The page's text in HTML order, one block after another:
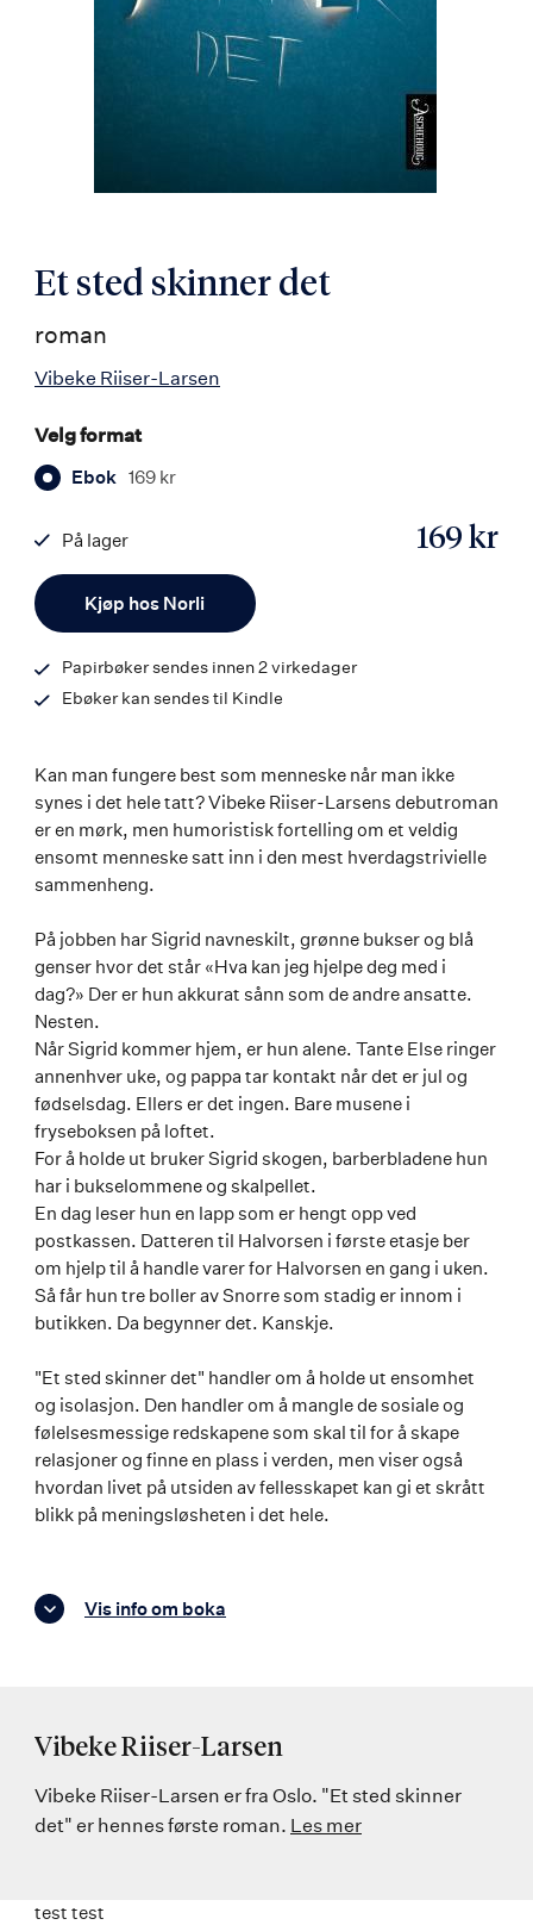
Et sted skinner det
roman
Vibeke Riiser-Larsen
Velg format
Ebok 169 kr
Kjøp hos Norli
169 kr
På lager
9788203359064
Papirbøker sendes innen 2 virkedager
Ebøker kan sendes til Kindle
Kan man fungere best som menneske når man ikke
synes i det hele tatt? Vibeke Riiser-Larsens debutroman
er en mørk, men humoristisk fortelling om et veldig
ensomt menneske satt inn i den mest hverdagstrivielle
sammenheng.
På jobben har Sigrid navneskilt, grønne bukser og blå
genser hvor det står «Hva kan jeg hjelpe deg med i
dag?» Der er hun akkurat sånn som de andre ansatte.
Nesten.
Når Sigrid kommer hjem, er hun alene. Tante Else ringer
annenhver uke, og pappa tar kontakt når det er jul og
fødselsdag. Ellers er det ingen. Bare musene i
fryseboksen på loftet.
For å holde ut bruker Sigrid skogen, barberbladene hun
har i bukselommene og skalpellet.
En dag leser hun en lapp som er hengt opp ved
postkassen. Datteren til Halvorsen i første etasje ber
om hjelp til å handle varer for Halvorsen en gang i uken.
Så får hun tre boller av Snorre som stadig er innom i
butikken. Da begynner det. Kanskje.
"Et sted skinner det" handler om å holde ut ensomhet
og isolasjon. Den handler om å mangle de sosiale og
følelsesmessige redskapene som skal til for å skape
relasjoner og finne en plass i verden, men viser også
hvordan livet på utsiden av fellesskapet kan gi et skrått
blikk på meningsløsheten i det hele.
Vis info om boka
Vibeke Riiser-Larsen
Vibeke Riiser-Larsen er fra Oslo. "Et sted skinner
det" er hennes første roman. Les mer
test test